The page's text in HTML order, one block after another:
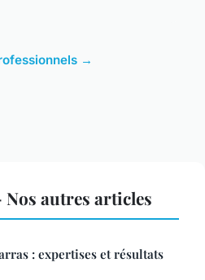
→
autres articles
: expertises et résultats